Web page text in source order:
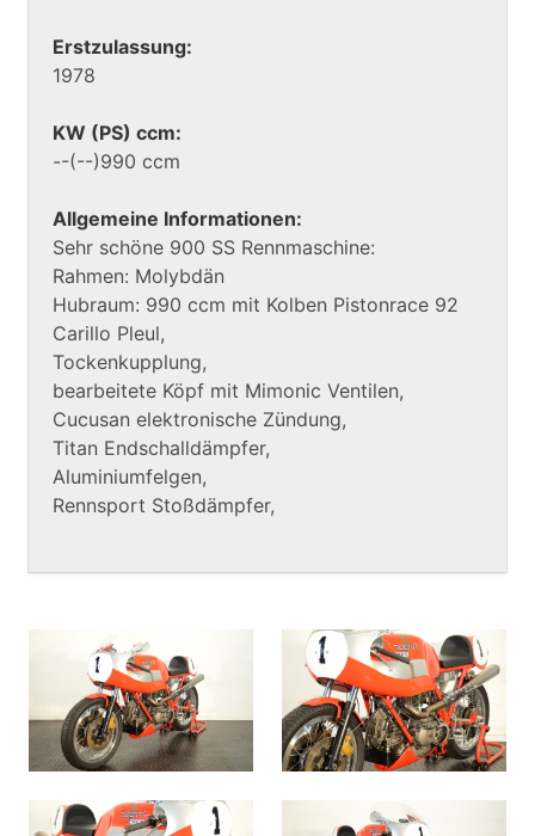
Erstzulassung:
1978
KW (PS) ccm:
--(--)990 ccm
Allgemeine Informationen:
Sehr schöne 900 SS Rennmaschine:
Rahmen: Molybdän
Hubraum: 990 ccm mit Kolben Pistonrace 92
Carillo Pleul,
Tockenkupplung,
bearbeitete Köpf mit Mimonic Ventilen,
Cucusan elektronische Zündung,
Titan Endschalldämpfer,
Aluminiumfelgen,
Rennsport Stoßdämpfer,